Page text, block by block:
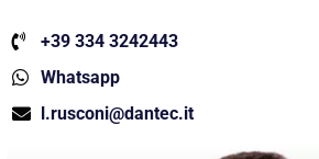
+39 334 3242443
Whatsapp
l.rusconi@dantec.it